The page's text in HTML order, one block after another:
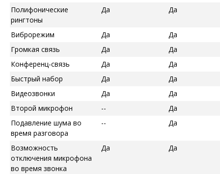
Полифонические
рингтоны
Да Да
Виброрежим Да
Да
Громкая связь
Да
Да
Конференц-связь
Да
Да
Быстрый набор
Да
Да
Видеозвонки
Да
Да
Второй микрофон
--
Да
Подавление шума во
время разговора
-- Да
Возможность
отключения микрофона
во время звонка
Да Да